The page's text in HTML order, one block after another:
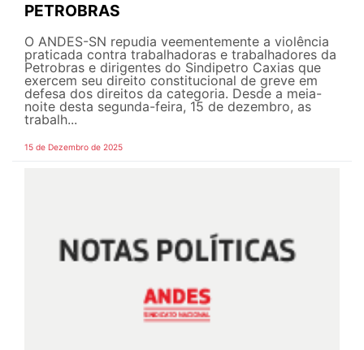
PETROBRAS
O ANDES-SN repudia veementemente a violência
praticada contra trabalhadoras e trabalhadores da
Petrobras e dirigentes do Sindipetro Caxias que
exercem seu direito constitucional de greve em
defesa dos direitos da categoria. Desde a meia-
noite desta segunda-feira, 15 de dezembro, as
trabalh...
15 de Dezembro de 2025